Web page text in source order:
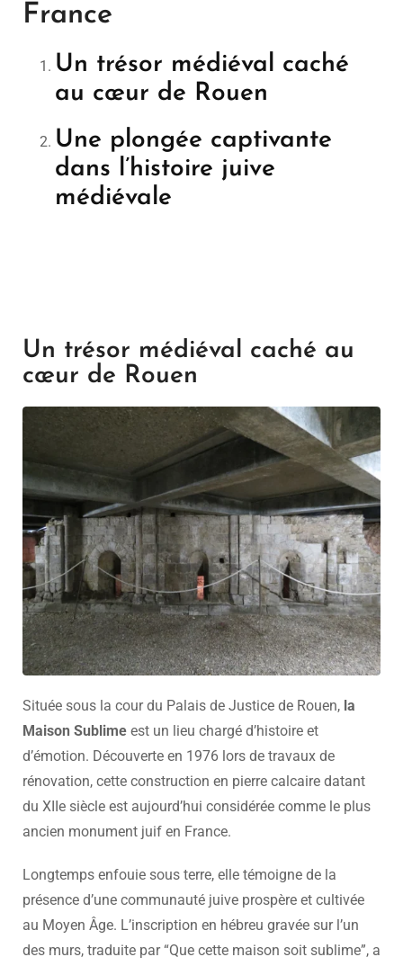
France
Un trésor médiéval caché
au cœur de Rouen
Une plongée captivante
dans l’histoire juive
médiévale
Un trésor médiéval caché au
cœur de Rouen
Située sous la cour du Palais de Justice de Rouen, la
Maison Sublime est un lieu chargé d’histoire et
d’émotion. Découverte en 1976 lors de travaux de
rénovation, cette construction en pierre calcaire datant
du XIIe siècle est aujourd’hui considérée comme le plus
ancien monument juif en France.
Longtemps enfouie sous terre, elle témoigne de la
présence d’une communauté juive prospère et cultivée
au Moyen Âge. L’inscription en hébreu gravée sur l’un
des murs, traduite par “Que cette maison soit sublime”, a